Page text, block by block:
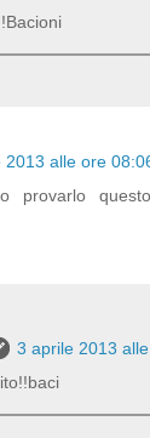
2013 alle ore
provarlo
3 aprile 2013